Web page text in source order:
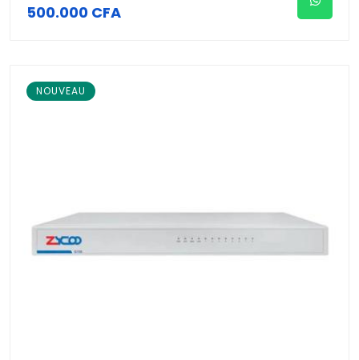
500.000 CFA
NOUVEAU